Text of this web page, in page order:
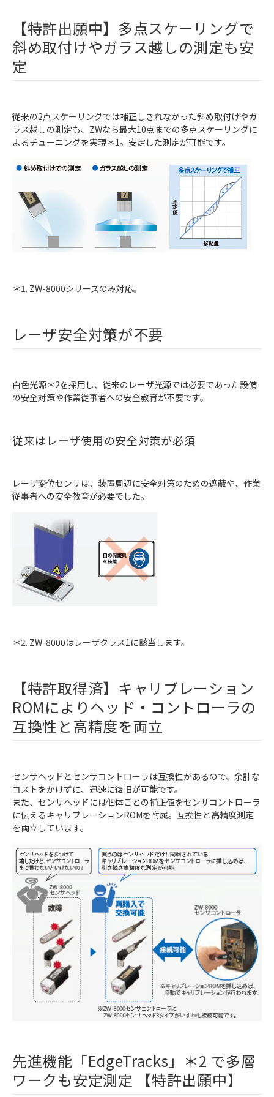
【特許出願中】多点スケーリングで
斜め取付けやガラス越しの測定も安
定
従来の2点スケーリングでは補正しきれなかった斜め取付けやガ
ラス越しの測定も、ZWなら最大10点までの多点スケーリングに
よるチューニングを実現＊1。安定した測定が可能です。
＊1. ZW-8000シリーズのみ対応。
レーザ安全対策が不要
白色光源＊2を採用し、従来のレーザ光源では必要であった設備
の安全対策や作業従事者への安全教育が不要です。
従来はレーザ使用の安全対策が必須
レーザ変位センサは、装置周辺に安全対策のための遮蔽や、作業
従事者への安全教育が必要でした。
＊2. ZW-8000はレーザクラス1に該当します。
【特許取得済】キャリブレーション
ROMによりヘッド・コントローラの
互換性と高精度を両立
センサヘッドとセンサコントローラは互換性があるので、余計な
コストをかけずに、迅速に復旧が可能です。
また、センサヘッドには個体ごとの補正値をセンサコントローラ
に伝えるキャリブレーションROMを附属。互換性と高精度測定
を両立しています。
先進機能「EdgeTracks」＊2 で多層
ワークも安定測定 【特許出願中】